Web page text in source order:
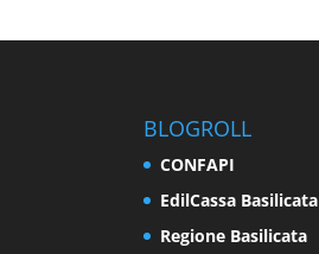
BLOGROLL
CONFAPI
EdilCassa Basilicata
Regione Basilicata